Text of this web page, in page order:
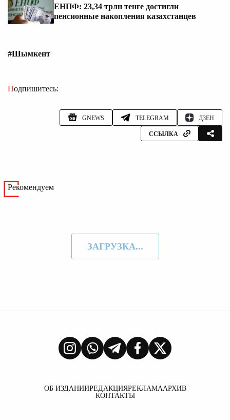
ЕНПФ: 23,34 трлн тенге достигли
пенсионные накопления казахстанцев
#Шымкент
Подпишитесь:
GNEWS TELEGRAM ДЗЕН
ССЫЛКА
Рекомендуем
ЗАГРУЗКА...
ОБ ИЗДАНИИРЕДАКЦИЯРЕКЛАМААРХИВ
КОНТАКТЫ